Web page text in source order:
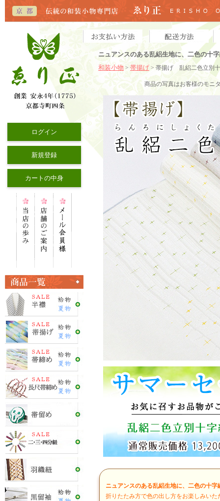
ログイン
新規登録
カートの中身
ニュアンスのある乱絽生地に、二色の十
和装小物 > 帯揚げ > 帯揚げ 乱絽二色立別
商品の写真はお客様のモニ
ニュアンスのある乱絽生地に、二色の十
折りたたみ方で色の出し方をお楽しみいた